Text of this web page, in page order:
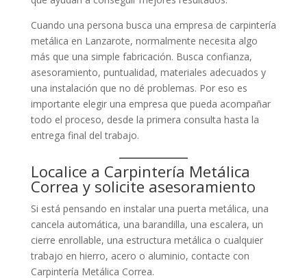
Cuando una persona busca una empresa de carpintería
metálica en Lanzarote, normalmente necesita algo
más que una simple fabricación. Busca confianza,
asesoramiento, puntualidad, materiales adecuados y
una instalación que no dé problemas. Por eso es
importante elegir una empresa que pueda acompañar
todo el proceso, desde la primera consulta hasta la
entrega final del trabajo.
Localice a Carpintería Metálica
Correa y solicite asesoramiento
Si está pensando en instalar una puerta metálica, una
cancela automática, una barandilla, una escalera, un
cierre enrollable, una estructura metálica o cualquier
trabajo en hierro, acero o aluminio, contacte con
Carpintería Metálica Correa.